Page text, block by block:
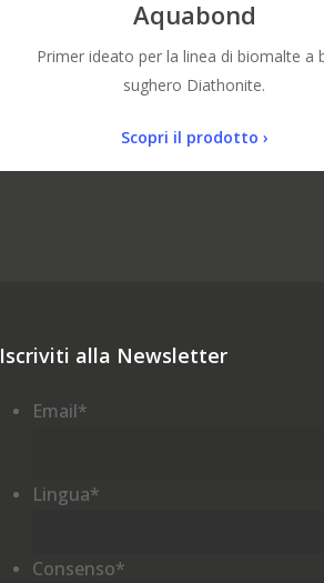
Aquabond
Primer ideato per la linea di biomalte a
sughero Diathonite.
Scopri il prodotto ›
Iscriviti alla Newsletter
Email*
Lingua*
Consenso*